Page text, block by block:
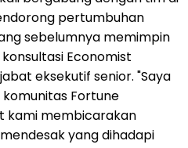
pertumbuhan
sebelumnya memimpin
Economist
eksekutif senior. "Saya
Fortune
kami membicarakan
yang dihadapi